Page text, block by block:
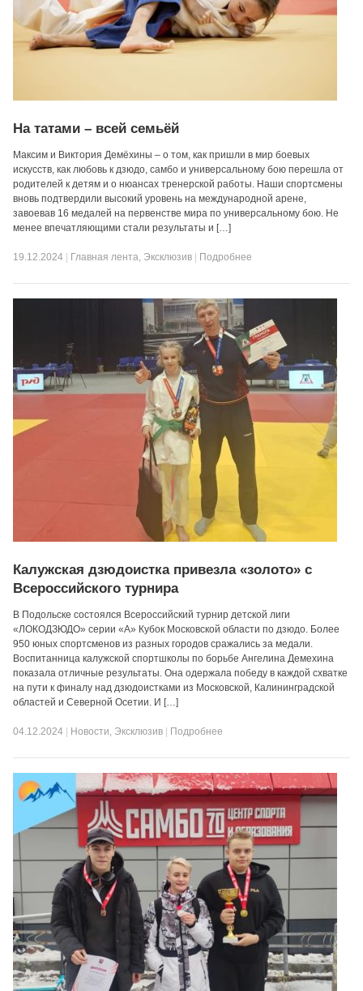
На татами – всей семьёй
Максим и Виктория Демёхины – о том, как пришли в мир боевых
искусств, как любовь к дзюдо, самбо и универсальному бою перешла от
родителей к детям и о нюансах тренерской работы. Наши спортсмены
вновь подтвердили высокий уровень на международной арене,
завоевав 16 медалей на первенстве мира по универсальному бою. Не
менее впечатляющими стали результаты и […]
19.12.2024 Главная лента, Эксклюзив Подробнее
Калужская дзюдоистка привезла «золото» с
Всероссийского турнира
В Подольске состоялся Всероссийский турнир детской лиги
«ЛОКОДЗЮДО» серии «А» Кубок Московской области по дзюдо. Более
950 юных спортсменов из разных городов сражались за медали.
Воспитанница калужской спортшколы по борьбе Ангелина Демехина
показала отличные результаты. Она одержала победу в каждой схватке
на пути к финалу над дзюдоистками из Московской, Калининградской
областей и Северной Осетии. И […]
04.12.2024 Новости, Эксклюзив Подробнее